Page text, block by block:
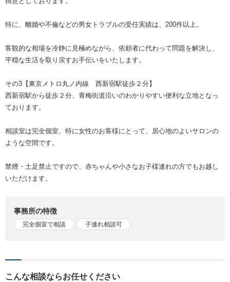
特に、離婚や不倫などの男女トラブルの受任実績は、200件以上。
客観的な相場を冷静に見極めながら、依頼者に代わって問題を解決し、
平穏な生活を取り戻すお手伝いをいたします。
その3【東京メトロ丸ノ内線 西新宿駅徒歩２分】
西新宿駅から徒歩２分、青梅街道沿いのわかりやすい便利な立地となっ
ております。
相談室は完全個室、特に女性のお客様にとって、居心地のよいサロンの
ような空間です。
禁煙・土足禁止ですので、赤ちゃんや小さなお子様連れの方でもお越し
いただけます。
事務所の特徴
完全個室で相談 子連れ相談可
こんな相談ならお任せください